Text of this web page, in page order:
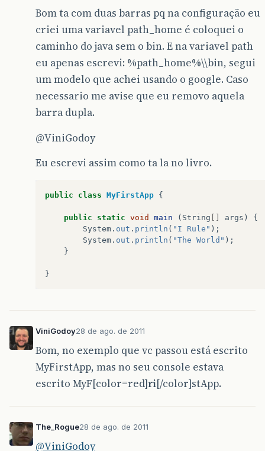
Bom ta com duas barras pq na configuração eu
criei uma variavel path_home é coloquei o
caminho do java sem o bin. E na variavel path
eu apenas escrevi: %path_home%\\bin, segui
um modelo que achei usando o google. Caso
necessario me avise que eu removo aquela
barra dupla.
@ViniGodoy
Eu escrevi assim como ta la no livro.
public class MyFirstApp {
public static void main ( String [] args )
{
System . out . println ( "I Rule" );
System . out . println ( "The World" );
}
}
ViniGodoy28 de ago. de 2011
Bom, no exemplo que vc passou está escrito
MyFirstApp, mas no seu console estava
escrito MyF[color=red]ri[/color]stApp.
The_Rogue28 de ago. de 2011
@ViniGodoy